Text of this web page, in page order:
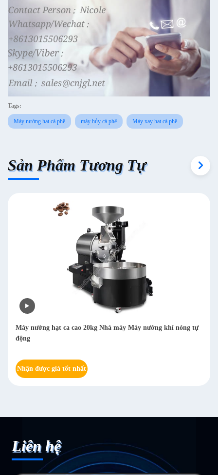
Tags:
Máy nướng hạt cà phê máy hủy cà phê Máy xay hạt cà phê
Sản Phẩm Tương Tự
Máy tách hạt cà phê khô đa chức năng Arabica Huller Máy
tách cà phê 800kg/h
Nhận được giá tốt nhất
Liên hệ